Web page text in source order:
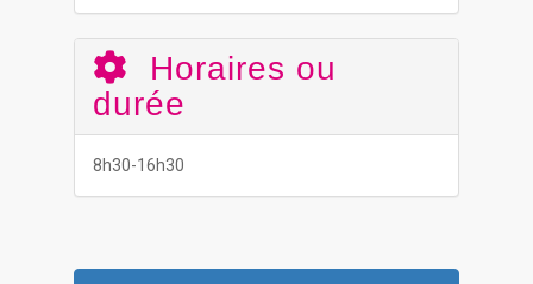
Horaires ou
durée
8h30-16h30